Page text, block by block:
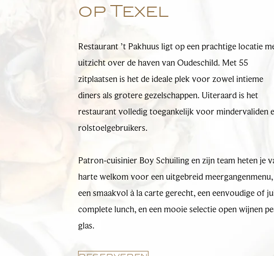
op Texel
Restaurant ’t Pakhuus ligt op een prachtige locatie
uitzicht over de haven van Oudeschild. Met 55
zitplaatsen is het de ideale plek voor zowel intieme
diners als grotere gezelschappen. Uiteraard is het
restaurant volledig toegankelijk voor mindervaliden
rolstoelgebruikers.
Patron-cuisinier Boy Schuiling en zijn team heten je
harte welkom voor een uitgebreid meergangenmenu,
een smaakvol à la carte gerecht, een eenvoudige of
complete lunch, en een mooie selectie open wijnen
glas.